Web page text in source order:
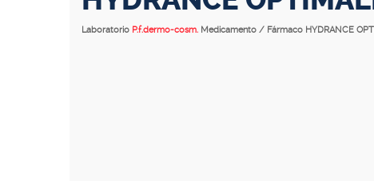
Laboratorio P.f.dermo-cosm. Medicamento / Fármaco HYDRANCE